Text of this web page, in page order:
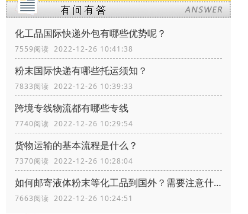
化工品国际快递外包有哪些优势呢？
7559阅读 2022-12-26 10:41:38
粉末国际快递有哪些托运须知？
7833阅读 2022-12-26 10:39:33
跨境专线物流都有哪些专线
7740阅读 2022-12-26 10:29:54
货物运输的基本流程是什么？
7370阅读 2022-12-26 10:28:04
如何邮寄液体粉末等化工品到国外？需要注意什么？
7663阅读 2022-12-26 10:24:51